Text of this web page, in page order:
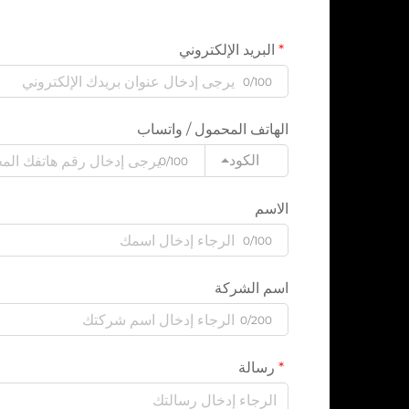
البريد الإلكتروني
0/100
الهاتف المحمول / واتساب
الكود
0/100
الاسم
0/100
اسم الشركة
0/200
رسالة